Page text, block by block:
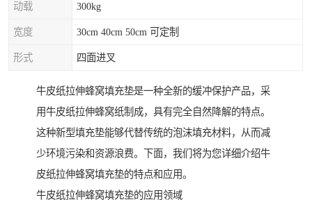
动载 300kg
宽度 30cm 40cm 50cm 可定制
形式 四面进叉
牛皮纸拉伸蜂窝填充垫是一种全新的缓冲保护产品，采
用牛皮纸拉伸蜂窝纸制成，具有完全自然降解的特点。
这种新型填充垫能够代替传统的泡沫填充材料，从而减
少环境污染和资源浪费。下面，我们将为您详细介绍牛
皮纸拉伸蜂窝填充垫的特点和应用。
牛皮纸拉伸蜂窝填充垫的应用领域